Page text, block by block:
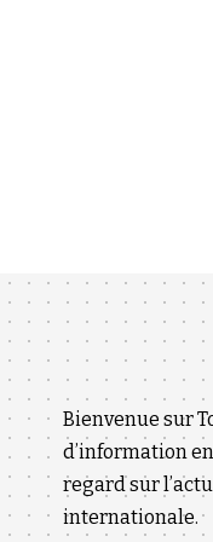
Bienvenue sur
d’information
regard sur
internationale.